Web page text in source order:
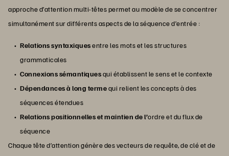
approche d’attention multi-têtes permet au modèle de se concentrer
simultanément sur différents aspects de la séquence d’entrée :
Relations syntaxiquesentre les mots et les structures
grammaticales
Connexions sémantiquesqui établissent le sens et le contexte
Dépendances à long termequi relient les concepts à des
séquences étendues
Relations positionnelles et maintien de l’ordre et du flux de
séquence
Chaque tête d’attention génère des vecteurs de requête, de clé et de